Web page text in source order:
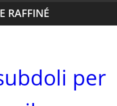
RAFFINÉ
per